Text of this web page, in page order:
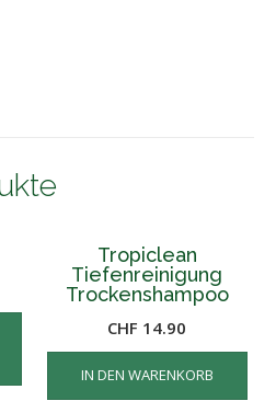
Dieses
mehrere
Tropiclean
Tiefenreinigung
Trockenshampoo
CHF 14.90
IN DEN WARENKORB